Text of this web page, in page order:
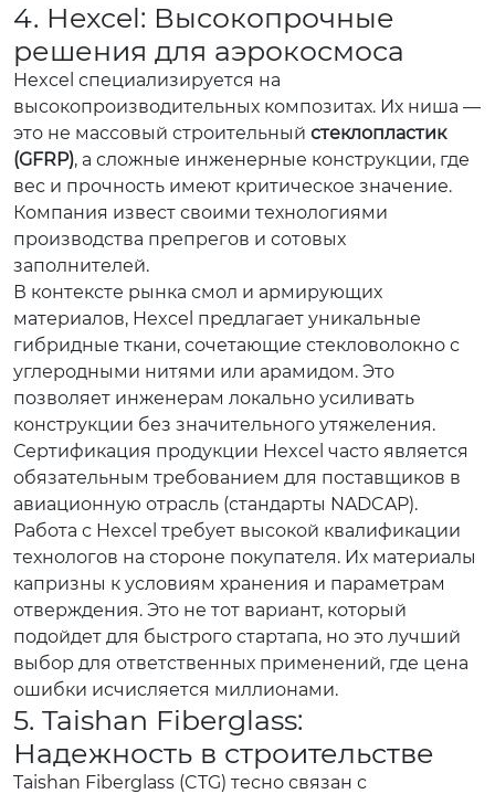
4. Hexcel: Высокопрочные
решения для аэрокосмоса
Hexcel специализируется на
высокопроизводительных композитах. Их ниша —
это не массовый строительный стеклопластик
(GFRP), а сложные инженерные конструкции, где
вес и прочность имеют критическое значение.
Компания извест своими технологиями
производства препрегов и сотовых
заполнителей.
В контексте рынка смол и армирующих
материалов, Hexcel предлагает уникальные
гибридные ткани, сочетающие стекловолокно с
углеродными нитями или арамидом. Это
позволяет инженерам локально усиливать
конструкции без значительного утяжеления.
Сертификация продукции Hexcel часто является
обязательным требованием для поставщиков в
авиационную отрасль (стандарты NADCAP).
Работа с Hexcel требует высокой квалификации
технологов на стороне покупателя. Их материалы
капризны к условиям хранения и параметрам
отверждения. Это не тот вариант, который
подойдет для быстрого стартапа, но это лучший
выбор для ответственных применений, где цена
ошибки исчисляется миллионами.
5. Taishan Fiberglass:
Надежность в строительстве
Taishan Fiberglass (CTG) тесно связан с